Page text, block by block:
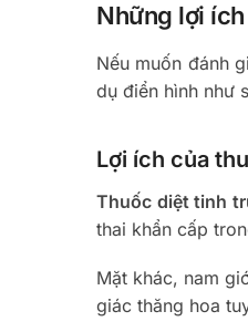
Những lợi
Nếu muốn đánh
dụ điển hình như
Lợi ích của
Thuốc diệt tinh
thai khẩn cấp
Mặt khác, nam
giác thăng hoa